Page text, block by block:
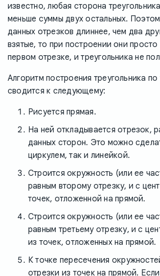
известно, любая сторона
меньше суммы двух остальных.
данных отрезков длиннее, чем два
взятые, то при построении они просто
первом отрезке, и треугольника не
Алгоритм построения треугольника
сводится к следующему:
Рисуется прямая.
На ней откладывается отрезок,
данных сторон. Это можно
циркулем, так и линейкой.
Строится окружность (или ее
равным второму отрезку, и с
точек, отложенной на прямой.
Строится окружность (или ее
равным третьему отрезку, и с
из точек, отложенных на прямой.
К точке пересечения
отрезки из точек на прямой.